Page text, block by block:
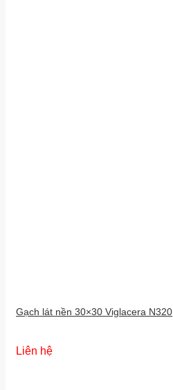
Gạch lát nền 30×30 Viglacera N320
Liên hệ